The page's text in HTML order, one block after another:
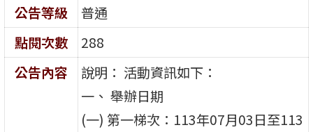
公告等級
普通
點閱次數
288
公告內容
說明： 活動資訊如下：
一、 舉辦日期
(一) 第一梯次：113年07月03日至113